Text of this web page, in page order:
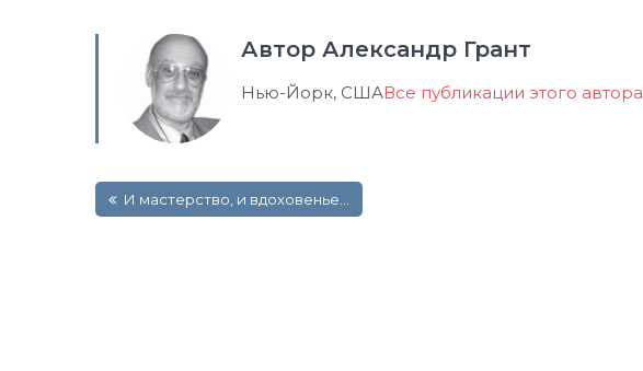
Автор Александр Грант
Нью-Йорк, СШАВсе публикации этого автора
по И мастерство, и вдоховенье…